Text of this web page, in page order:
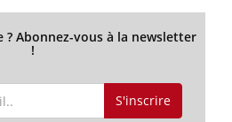
? Abonnez-vous à la newsletter
!
S'inscrire